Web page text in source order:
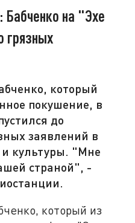
на "Эхе
грязных
который
покушение, в
до
заявлений в
и культуры. "Мне
страной", -
который из